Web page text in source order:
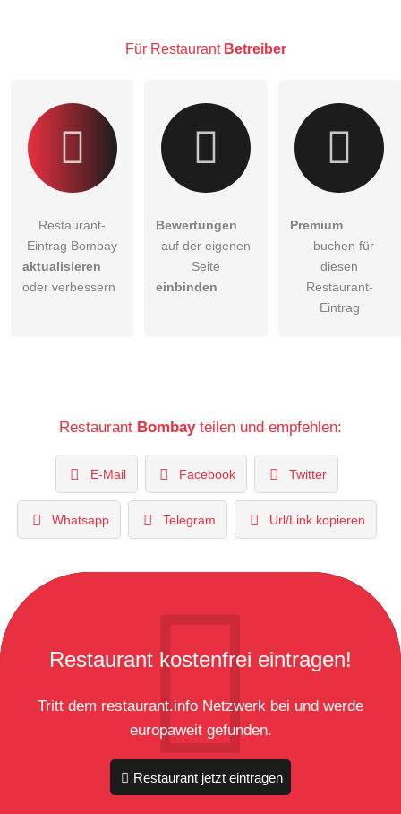
Besucher sichtbar.
Für Restaurant Betreiber
Restaurant-
Eintrag Bombay
aktualisieren
oder verbessern
Bewertungen
auf der eigenen
Seite
einbinden
Premium
- buchen für
diesen
Restaurant-
Eintrag
Restaurant Bombayteilen und empfehlen:
E-Mail Facebook Twitter
Whatsapp Telegram Url/Link kopieren
Restaurant kostenfrei eintragen!
Tritt dem restaurant.info Netzwerk bei und werde
europaweit gefunden.
Restaurant jetzt eintragen